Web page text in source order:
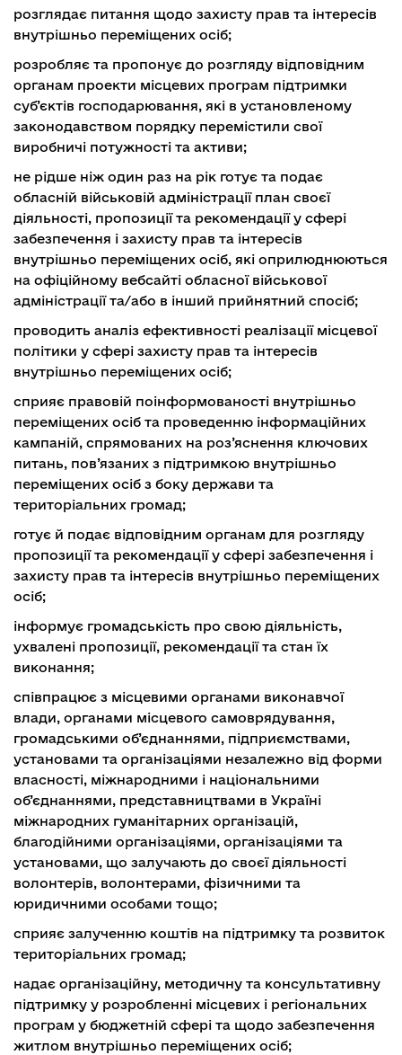
розглядає питання щодо захисту прав та інтересів
внутрішньо переміщених осіб;
розробляє та пропонує до розгляду відповідним
органам проекти місцевих програм підтримки
суб’єктів господарювання, які в установленому
законодавством порядку перемістили свої
виробничі потужності та активи;
не рідше ніж один раз на рік готує та подає
обласній військовій адміністрації план своєї
діяльності, пропозиції та рекомендації у сфері
забезпечення і захисту прав та інтересів
внутрішньо переміщених осіб, які оприлюднюються
на офіційному вебсайті обласної військової
адміністрації та/або в інший прийнятний спосіб;
проводить аналіз ефективності реалізації місцевої
політики у сфері захисту прав та інтересів
внутрішньо переміщених осіб;
сприяє правовій поінформованості внутрішньо
переміщених осіб та проведенню інформаційних
кампаній, спрямованих на роз’яснення ключових
питань, пов’язаних з підтримкою внутрішньо
переміщених осіб з боку держави та
територіальних громад;
готує й подає відповідним органам для розгляду
пропозиції та рекомендації у сфері забезпечення і
захисту прав та інтересів внутрішньо переміщених
осіб;
інформує громадськість про свою діяльність,
ухвалені пропозиції, рекомендації та стан їх
виконання;
співпрацює з місцевими органами виконавчої
влади, органами місцевого самоврядування,
громадськими об’єднаннями, підприємствами,
установами та організаціями незалежно від форми
власності, міжнародними і національними
об’єднаннями, представництвами в Україні
міжнародних гуманітарних організацій,
благодійними організаціями, організаціями та
установами, що залучають до своєї діяльності
волонтерів, волонтерами, фізичними та
юридичними особами тощо;
сприяє залученню коштів на підтримку та розвиток
територіальних громад;
надає організаційну, методичну та консультативну
підтримку у розробленні місцевих і регіональних
програм у бюджетній сфері та щодо забезпечення
житлом внутрішньо переміщених осіб;